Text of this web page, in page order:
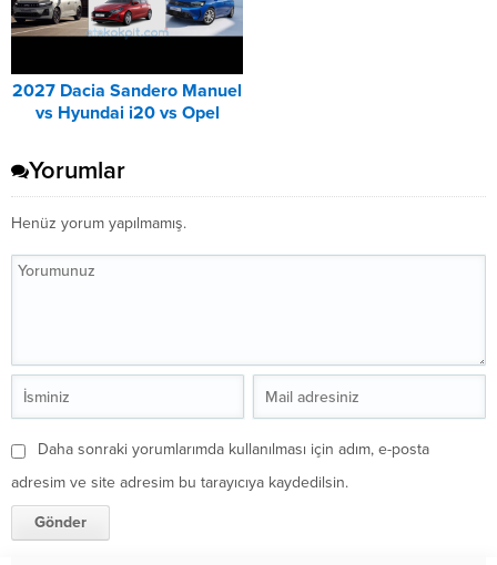
2027 Dacia Sandero Manuel
vs Hyundai i20 vs Opel
Yorumlar
Henüz yorum yapılmamış.
Daha sonraki yorumlarımda kullanılması için adım, e-posta
adresim ve site adresim bu tarayıcıya kaydedilsin.